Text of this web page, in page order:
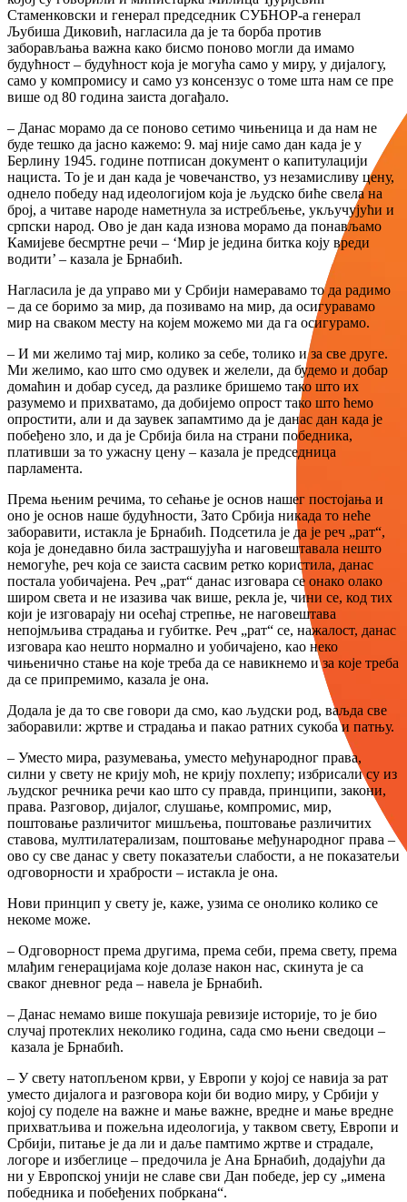
Стаменковски и генерал председник СУБНОР-а генерал
Љубиша Диковић, нагласила да је та борба против
заборављања важна како бисмо поново могли да имамо
будућност – будућност која је могућа само у миру, у дијалогу,
само у компромису и само уз консензус о томе шта нам се пре
више од 80 година заиста догађало.
– Данас морамо да се поново сетимо чињеница и да нам не
буде тешко да јасно кажемо: 9. мај није само дан када је у
Берлину 1945. године потписан документ о капитулацији
нациста. То је и дан када је човечанство, уз незамисливу цену,
однело победу над идеологијом која је људско биће свела на
број, а читаве народе наметнула за истребљење, укључујући и
српски народ. Ово је дан када изнова морамо да понављамо
Камијеве бесмртне речи – ‘Мир је једина битка коју вреди
водити’ – казала је Брнабић.
Нагласила је да управо ми у Србији намеравамо то да радимо
– да се боримо за мир, да позивамо на мир, да осигуравамо
мир на сваком месту на којем можемо ми да га осигурамо.
– И ми желимо тај мир, колико за себе, толико и за све друге.
Ми желимо, као што смо одувек и желели, да будемо и добар
домаћин и добар сусед, да разлике бришемо тако што их
разумемо и прихватамо, да добијемо опрост тако што ћемо
опростити, али и да заувек запамтимо да је данас дан када је
побеђено зло, и да је Србија била на страни победника,
плативши за то ужасну цену – казала је председница
парламента.
Према њеним речима, то сећање је основ нашег постојања и
оно је основ наше будућности, Зато Србија никада то неће
заборавити, истакла је Брнабић. Подсетила је да је реч „рат“,
која је донедавно била застрашујућа и наговештавала нешто
немогуће, реч која се заиста сасвим ретко користила, данас
постала уобичајена. Реч „рат“ данас изговара се онако олако
широм света и не изазива чак више, рекла је, чини се, код тих
који је изговарају ни осећај стрепње, не наговештава
непојмљива страдања и губитке. Реч „рат“ се, нажалост, данас
изговара као нешто нормално и уобичајено, као неко
чињенично стање на које треба да се навикнемо и за које треба
да се припремимо, казала је она.
Додала је да то све говори да смо, као људски род, ваљда све
заборавили: жртве и страдања и пакао ратних сукоба и патњу.
– Уместо мира, разумевања, уместо међународног права,
силни у свету не крију моћ, не крију похлепу; избрисали су из
људског речника речи као што су правда, принципи, закони,
права. Разговор, дијалог, слушање, компромис, мир,
поштовање различитог мишљења, поштовање различитих
ставова, мултилатерализам, поштовање међународног права –
ово су све данас у свету показатељи слабости, а не показатељи
одговорности и храбрости – истакла је она.
Нови принцип у свету је, каже, узима се онолико колико се
некоме може.
– Одговорност према другима, према себи, према свету, према
млађим генерацијама које долазе након нас, скинута је са
сваког дневног реда – навела је Брнабић.
– Данас немамо више покушаја ревизије историје, то је био
случај протеклих неколико година, сада смо њени сведоци –
казала је Брнабић.
– У свету натопљеном крви, у Европи у којој се навија за рат
уместо дијалога и разговора који би водио миру, у Србији у
којој су поделе на важне и мање важне, вредне и мање вредне
прихватљива и пожељна идеологија, у таквом свету, Европи и
Србији, питање је да ли и даље памтимо жртве и страдале,
логоре и избеглице – предочила је Ана Брнабић, додајући да
ни у Европској унији не славе сви Дан победе, јер су „имена
победника и побеђених побркана“.